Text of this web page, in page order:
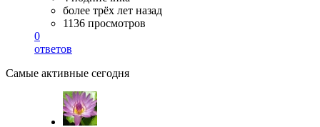
более трёх лет назад
1136 просмотров
0
ответов
Самые активные сегодня